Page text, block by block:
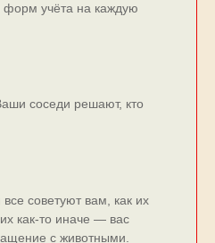
форм учёта на каждую
cоcеди pешают, кто
советуют вам, как их
как-то иначе — вас
с животными.